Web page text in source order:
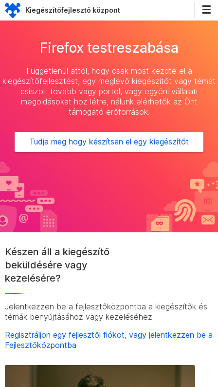
Kiegészítőfejlesztő központ ☰
Firefox testreszabása
Függetlenül attól, hogy csak most kezdte el a
kiegészítőfejlesztést, egy meglévő kiegészítőt vagy témát
csiszolt tovább vagy portol, vagy egyéni vállalati
megoldásokat hoz létre, nálunk elérhetők az Önt
támogató erőforrások.
Tudja meg hogy készítsen el egy kiegészítőt
Készen áll a kiegészítő
beküldésére vagy
kezelésére?
Jelentkezzen be a fejlesztőközpontba a kiegészítők és
témák benyújtásához vagy kezeléséhez.
Regisztráljon egy fejlesztői fiókot, vagy jelentkezzen be a
Fejlesztőközpontba